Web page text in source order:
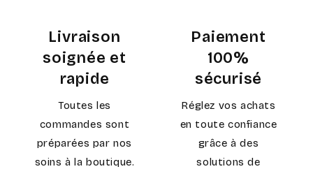
Livraison
soignée et
rapide
Toutes les
commandes sont
préparées par nos
soins à la boutique.
Paiement
100%
sécurisé
Réglez vos achats
en toute confiance
grâce à des
solutions de